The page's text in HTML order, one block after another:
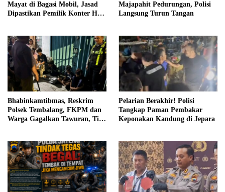
Mayat di Bagasi Mobil, Jasad
Dipastikan Pemilik Konter HP
Majapahit Pedurungan, Polisi
Langsung Turun Tangan
Bhabinkamtibmas, Reskrim
Polsek Tembalang, FKPM dan
Warga Gagalkan Tawuran, Tiga
Pelarian Berakhir! Polisi
Tangkap Paman Pembakar
Keponakan Kandung di Jepara